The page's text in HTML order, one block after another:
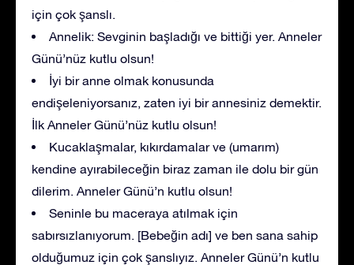
için çok şanslı.
Annelik: Sevginin başladığı ve bittiği yer. Anneler
Günü’nüz kutlu olsun!
İyi bir anne olmak konusunda
endişeleniyorsanız, zaten iyi bir annesiniz demektir.
İlk Anneler Günü’nüz kutlu olsun!
Kucaklaşmalar, kıkırdamalar ve (umarım)
kendine ayırabileceğin biraz zaman ile dolu bir gün
dilerim. Anneler Günü’n kutlu olsun!
Seninle bu maceraya atılmak için
sabırsızlanıyorum. [Bebeğin adı] ve ben sana sahip
olduğumuz için çok şanslıyız. Anneler Günü’n kutlu